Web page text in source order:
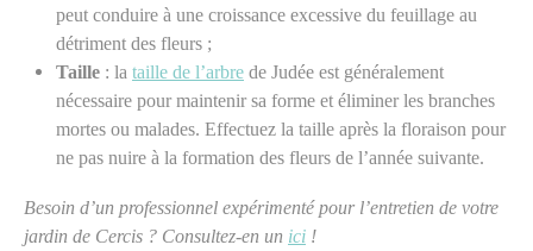
peut conduire à une croissance excessive du feuillage au
détriment des fleurs ;
Taille : la taille de l’arbre de Judée est généralement
nécessaire pour maintenir sa forme et éliminer les branches
mortes ou malades. Effectuez la taille après la floraison pour
ne pas nuire à la formation des fleurs de l’année suivante.
Besoin d’un professionnel expérimenté pour l’entretien de votre
jardin de Cercis ? Consultez-en un ici !